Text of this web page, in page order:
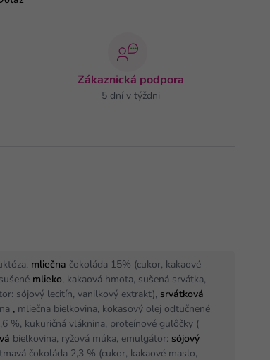
Zákaznická podpora
5 dní v týždni
mliečna čokoláda 15% (cukor, kakaové
mlieko, kakaová hmota, sušená srvátka,
sójový lecitín, vanilkový extrakt), srvátková
, mliečna bielkovina, kokasový olej odtučnené
%, kukuričná vláknina, proteínové guľôčky (
bielkovina, ryžová múka, emulgátor: sójový
čokoláda 2,3 % (cukor, kakaové maslo,